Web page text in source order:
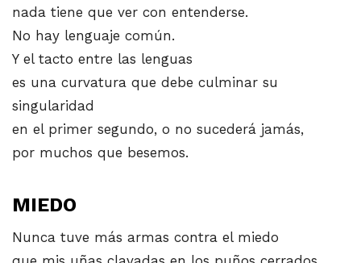
nada tiene que ver con entenderse.
No hay lenguaje común.
Y el tacto entre las lenguas
es una curvatura que debe culminar su
singularidad
en el primer segundo, o no sucederá jamás,
por muchos que besemos.
MIEDO
Nunca tuve más armas contra el miedo